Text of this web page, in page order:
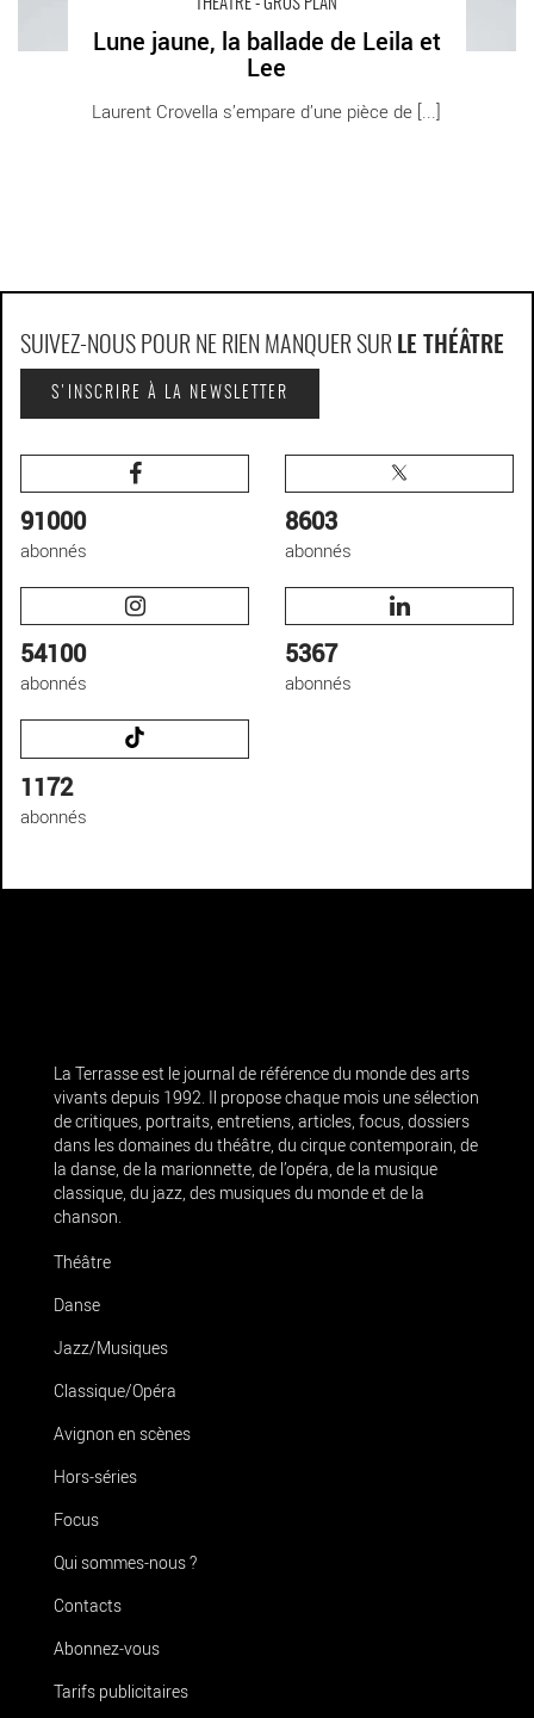
THÉÂTRE - GROS PLAN
Lune jaune, la ballade de Leila et
Lee
Laurent Crovella s’empare d’une pièce de [...]
SUIVEZ-NOUS POUR NE RIEN MANQUER SUR LE THÉÂTRE
S'INSCRIRE À LA NEWSLETTER
91000
abonnés
8603
abonnés
54100
abonnés
5367
abonnés
1172
abonnés
La Terrasse est le journal de référence du monde des arts
vivants depuis 1992. Il propose chaque mois une sélection
de critiques, portraits, entretiens, articles, focus, dossiers
dans les domaines du théâtre, du cirque contemporain, de
la danse, de la marionnette, de l’opéra, de la musique
classique, du jazz, des musiques du monde et de la
chanson.
Théâtre
Danse
Jazz/Musiques
Classique/Opéra
Avignon en scènes
Hors-séries
Focus
Qui sommes-nous ?
Contacts
Abonnez-vous
Tarifs publicitaires